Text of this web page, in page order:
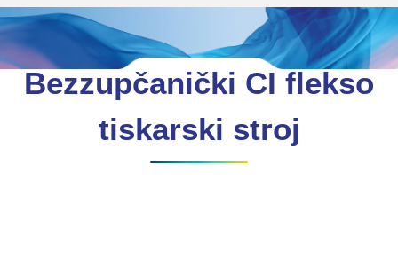
Bezzupčanički CI flekso
tiskarski stroj